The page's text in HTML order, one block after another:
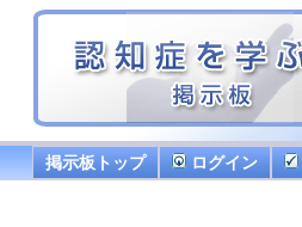
掲示板トップ ログイン